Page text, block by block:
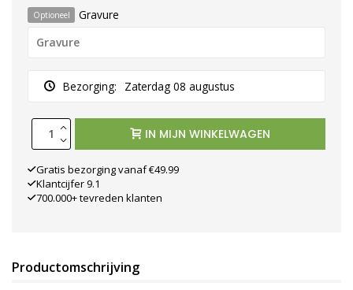
Optioneel Gravure
Bezorging: Zaterdag 08 augustus
IN MIJN WINKELWAGEN
Gratis bezorging vanaf €49.99
Klantcijfer 9.1
700.000+ tevreden klanten
Productomschrijving